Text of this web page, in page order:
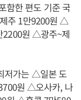
함한 편도 기준 국
주 1만9200원 △
2200원 △광주~제
저가는 △일본 도
원 △오사카, 나